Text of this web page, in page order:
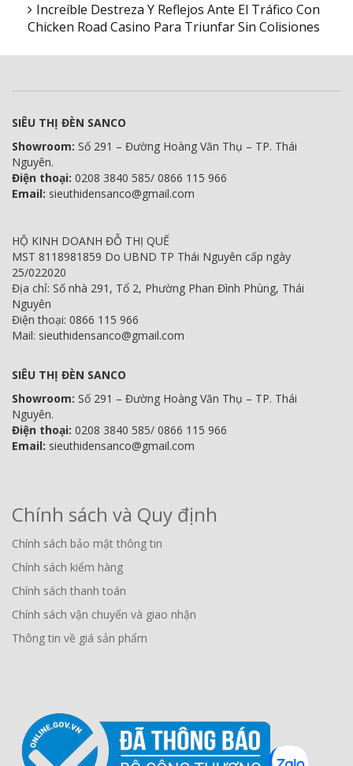
Increíble Destreza Y Reflejos Ante El Tráfico Con
Chicken Road Casino Para Triunfar Sin Colisiones
SIÊU THỊ ĐÈN SANCO
Showroom: Số 291 – Đường Hoàng Văn Thụ – TP. Thái
Nguyên.
Điện thoại: 0208 3840 585/ 0866 115 966
Email: sieuthidensanco@gmail.com
HỘ KINH DOANH ĐỖ THỊ QUẾ
MST 8118981859 Do UBND TP Thái Nguyên cấp ngày
25/022020
Địa chỉ: Số nhà 291, Tổ 2, Phường Phan Đình Phùng, Thái
Nguyên
Điện thoại: 0866 115 966
Mail: sieuthidensanco@gmail.com
SIÊU THỊ ĐÈN SANCO
Showroom: Số 291 – Đường Hoàng Văn Thụ – TP. Thái
Nguyên.
Điện thoại: 0208 3840 585/ 0866 115 966
Email: sieuthidensanco@gmail.com
Chính sách và Quy định
Chính sách bảo mật thông tin
Chính sách kiểm hàng
Chính sách thanh toán
Chính sách vận chuyển và giao nhận
Thông tin về giá sản phẩm